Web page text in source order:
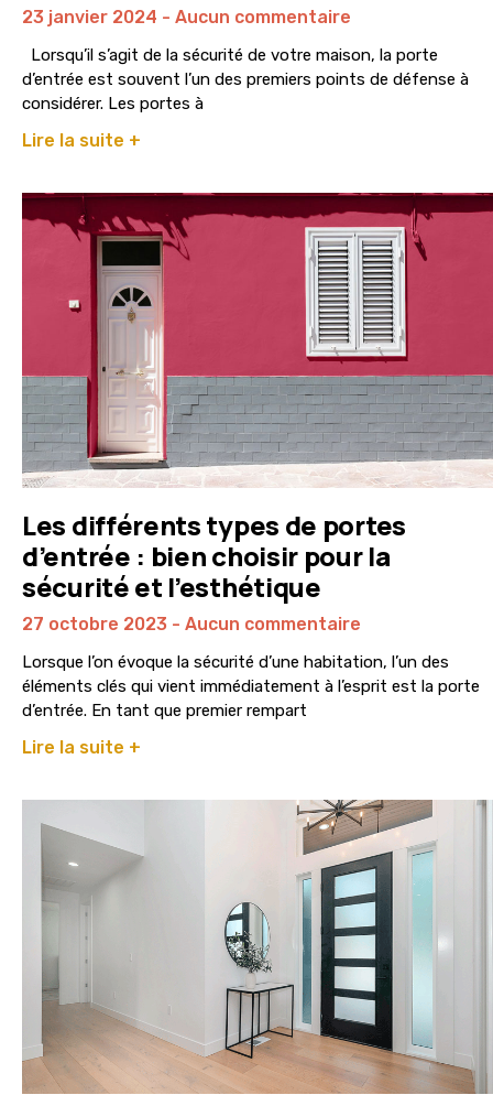
23 janvier 2024 Aucun commentaire
Lorsqu’il s’agit de la sécurité de votre maison, la porte
d’entrée est souvent l’un des premiers points de défense à
considérer. Les portes à
Lire la suite +
Les différents types de portes
d’entrée : bien choisir pour la
sécurité et l’esthétique
27 octobre 2023 Aucun commentaire
Lorsque l’on évoque la sécurité d’une habitation, l’un des
éléments clés qui vient immédiatement à l’esprit est la porte
d’entrée. En tant que premier rempart
Lire la suite +